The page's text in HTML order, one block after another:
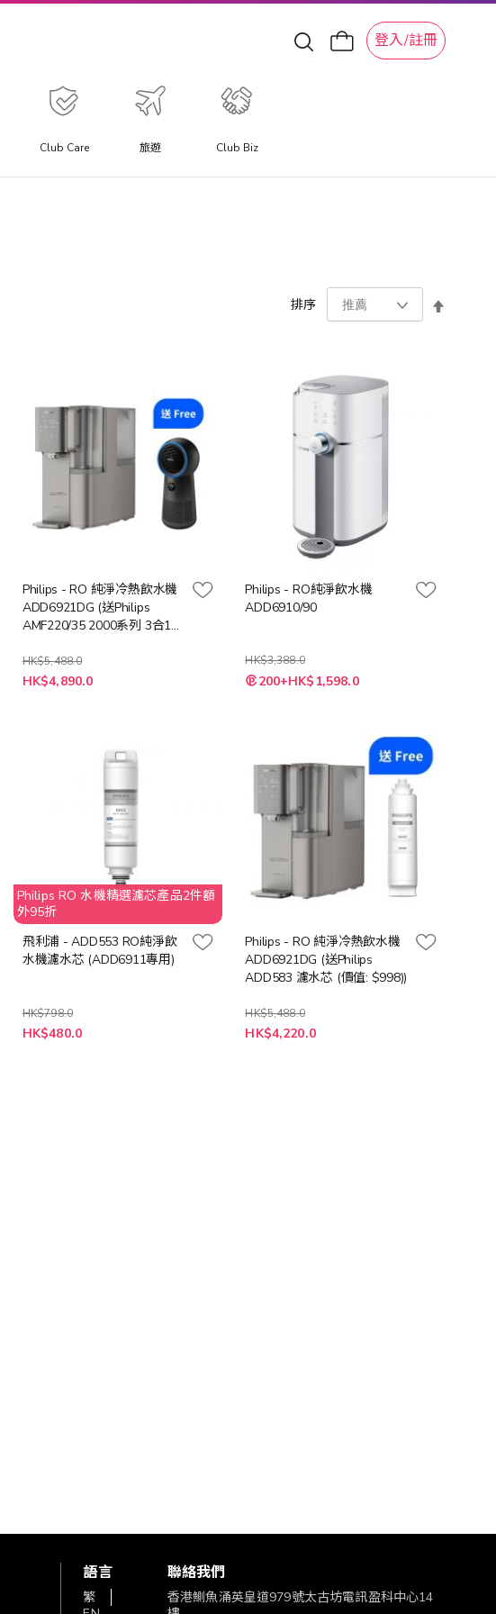
登入/註冊
Club Care 旅遊 Club Biz
排序
Philips - RO 純淨冷熱飲水機
ADD6921DG (送Philips
AMF220/35 2000系列 3合1風
$3388))
HK$5,488.0
特
殊
HK$4,890.0
Philips - RO純淨飲水機
ADD6910/90
HK$3,388.0
特
殊 200+HK$1,598.0
Philips RO 水機精選濾芯產品2件額
外95折
飛利浦 - ADD553 RO純淨飲
水機濾水芯 (ADD6911專用)
HK$798.0
特
殊
HK$480.0
Philips - RO 純淨冷熱飲水機
ADD6921DG (送Philips
ADD583 濾水芯 (價值: $998))
HK$5,488.0
特
殊
HK$4,220.0
語言
繁
聯絡我們
香港鰂魚涌英皇道979號太古坊電訊盈科中心14